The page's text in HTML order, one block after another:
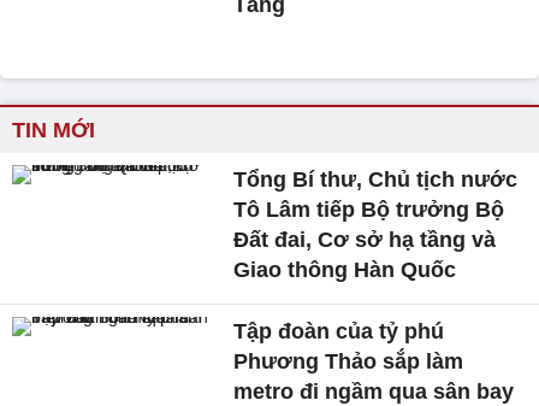
Tăng
TIN MỚI
Tổng Bí thư, Chủ tịch nước
Tô Lâm tiếp Bộ trưởng Bộ
Đất đai, Cơ sở hạ tầng và
Giao thông Hàn Quốc
Tập đoàn của tỷ phú
Phương Thảo sắp làm
metro đi ngầm qua sân bay